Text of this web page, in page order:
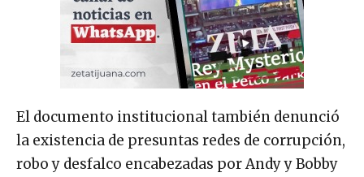
El documento institucional también denunció
la existencia de presuntas redes de corrupción,
robo y desfalco encabezadas por Andy y Bobby